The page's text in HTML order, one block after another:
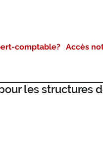
comptable? Accès
les structures